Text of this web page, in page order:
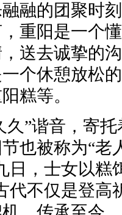
融的团聚时
重阳是一个
送去诚挚的
个休憩放松
糕等。
久”谐音，寄
也被称为“老
日，士女以糕
代不仅是登高